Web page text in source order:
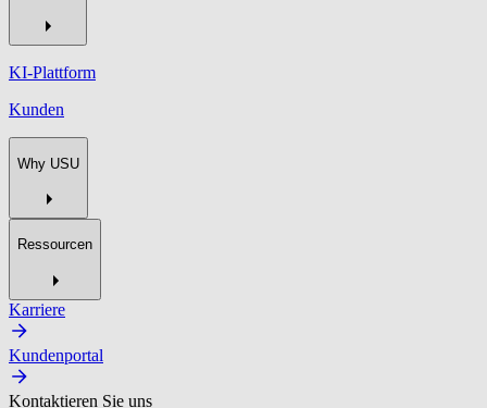
KI-Plattform
Kunden
Why USU
Ressourcen
Karriere
Kundenportal
Kontaktieren Sie uns